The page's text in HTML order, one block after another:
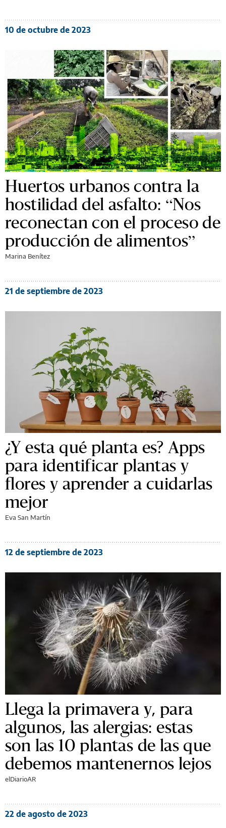
10 de octubre de 2023
Huertos urbanos contra la
hostilidad del asfalto: “Nos
reconectan con el proceso de
producción de alimentos”
Marina Benítez
21 de septiembre de 2023
¿Y esta qué planta es? Apps
para identificar plantas y
flores y aprender a cuidarlas
mejor
Eva San Martín
12 de septiembre de 2023
Llega la primavera y, para
algunos, las alergias: estas
son las 10 plantas de las que
debemos mantenernos lejos
elDiarioAR
22 de agosto de 2023